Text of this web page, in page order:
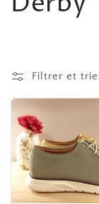
l
l
e
c
t
Filtrer et